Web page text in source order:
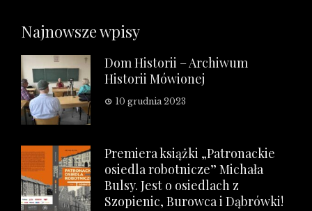
Najnowsze wpisy
Dom Historii – Archiwum
Historii Mówionej
10 grudnia 2023
Premiera książki „Patronackie
osiedla robotnicze” Michała
Bulsy. Jest o osiedlach z
Szopienic, Burowca i Dąbrówki!